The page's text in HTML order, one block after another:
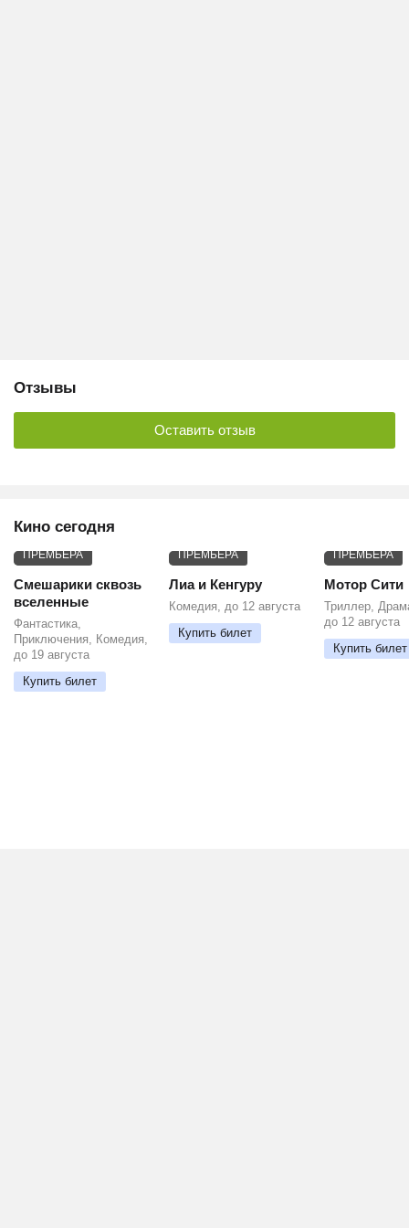
Отзывы
Оставить отзыв
Кино сегодня
ПРЕМЬЕРА
Смешарики сквозь
вселенные
Фантастика,
Приключения, Комедия,
до 19 августа
Купить билет
ПРЕМЬЕРА
Лиа и Кенгуру
Комедия, до 12 августа
Купить билет
ПРЕМЬЕРА
Мотор Сити
Триллер,
до 12 августа
Купить билет